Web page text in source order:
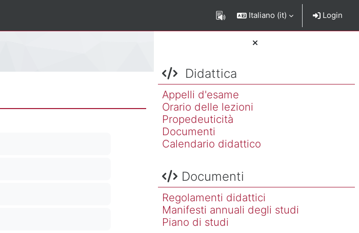
Italiano ‎(it)‎ Login
Blocchi
Salta DidatticaDidattica
Appelli d'esame
Orario delle lezioni
Propedeuticità
Documenti
Calendario didattico
Salta Documenti
Documenti
Regolamenti didattici
Manifesti annuali degli studi
Piano di studi